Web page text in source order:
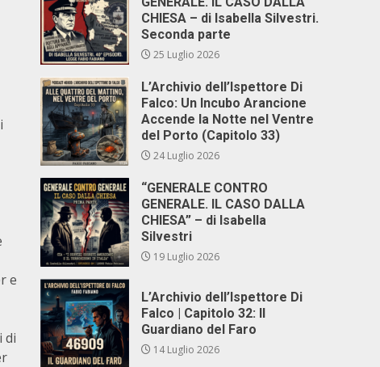
e
di
CHIESA – di Isabella Silvestri.
Seconda parte
25 Luglio 2026
L’Archivio dell’Ispettore Di
Falco: Un Incubo Arancione
Accende la Notte nel Ventre
del Porto (Capitolo 33)
24 Luglio 2026
“GENERALE CONTRO
GENERALE. IL CASO DALLA
CHIESA” – di Isabella
Silvestri
19 Luglio 2026
L’Archivio dell’Ispettore Di
Falco | Capitolo 32: Il
Guardiano del Faro
14 Luglio 2026